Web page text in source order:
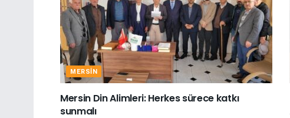
MERSIN
Mersin Din Alimleri: Herkes sürece katkı
sunmalı